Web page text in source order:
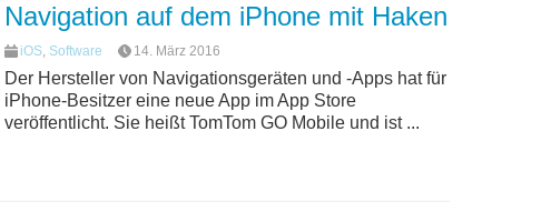
Navigation auf dem iPhone mit Haken
iOS, Software 14. März 2016
Der Hersteller von Navigationsgeräten und -Apps hat für
iPhone-Besitzer eine neue App im App Store
veröffentlicht. Sie heißt TomTom GO Mobile und ist ...